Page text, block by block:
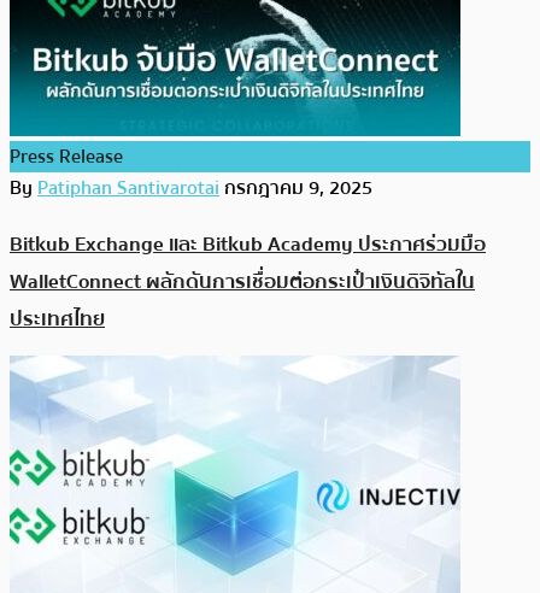
Press Release
ByPatiphan Santivarotaiกรกฎาคม 9, 2025
Bitkub Exchange และ Bitkub Academy ประกาศร่วมมือ
WalletConnect ผลักดันการเชื่อมต่อกระเป๋าเงินดิจิทัลใน
ประเทศไทย